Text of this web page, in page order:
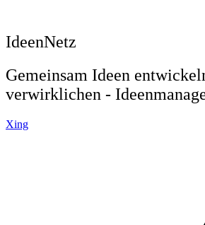
IdeenNetz
Gemeinsam Ideen
verwirklichen -
Xing